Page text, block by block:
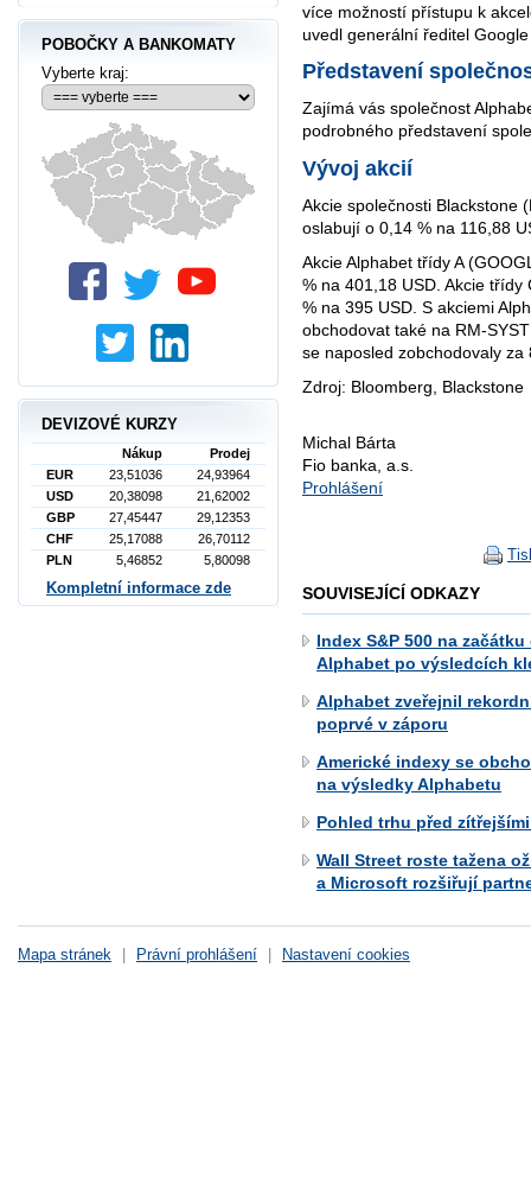
více možností přístupu k
uvedl generální ředitel
Představení
Zajímá vás společnost
podrobného představení
Vývoj akcií
Akcie společnosti Blackstone
oslabují o 0,14 % na 116,88
Akcie Alphabet třídy A
% na 401,18 USD. Akcie
% na 395 USD. S akciemi
obchodovat také na RM-
se naposled zobchodovaly za
Zdroj: Bloomberg, Blackstone
Michal Bárta
Fio banka, a.s.
Prohlášení
SOUVISEJÍCÍ ODKAZY
Index S&P 500 na
Alphabet po výsledcích
Alphabet zveřejnil
poprvé v záporu
Americké indexy se
na výsledky Alphabetu
Pohled trhu před
Wall Street roste tažena
a Microsoft rozšiřují
POBOČKY A BANKOMATY
Vyberte kraj:
DEVIZOVÉ KURZY
Nákup
Prodej
EUR
23,51036
24,93964
USD
20,38098
21,62002
GBP
27,45447
29,12353
CHF
25,17088
26,70112
PLN
5,46852 5,80098
Kompletní informace zde
Mapa stránek Právní prohlášení Nastavení cookies